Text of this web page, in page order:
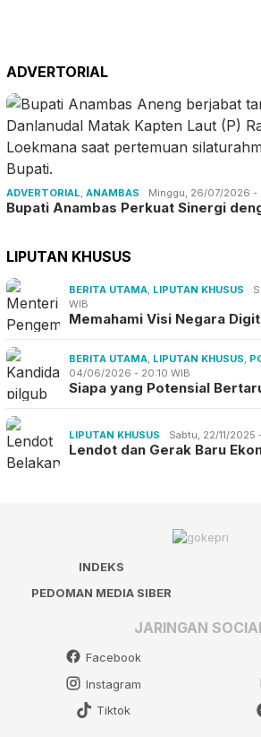
ADVERTORIAL
ADVERTORIAL ANAMBAS Minggu, 26/07/2026 -
Bupati Anambas Perkuat Sinergi
LIPUTAN KHUSUS
BERITA UTAMA LIPUTAN KHUSUS
WIB
Memahami Visi Negara
BERITA UTAMA LIPUTAN KHUSUS
04/06/2026 - 20:10 WIB
Siapa yang Potensial
LIPUTAN KHUSUS Sabtu, 22/11/2025
Lendot dan Gerak Baru
INDEKS
PEDOMAN MEDIA SIBER
JARINGAN
Facebook
Instagram
Tiktok